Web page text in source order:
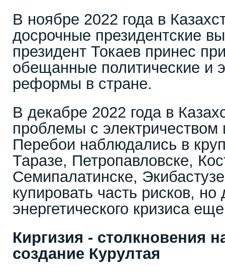
В ноябре 2022 года в
досрочные президентские
президент Токаев принес
обещанные политические и
реформы в стране.
В декабре 2022 года в
проблемы с электричеством
Перебои наблюдались в
Таразе, Петропавловске,
Семипалатинске,
купировать часть рисков,
энергетического кризиса
Киргизия - столкновения
создание Курултая